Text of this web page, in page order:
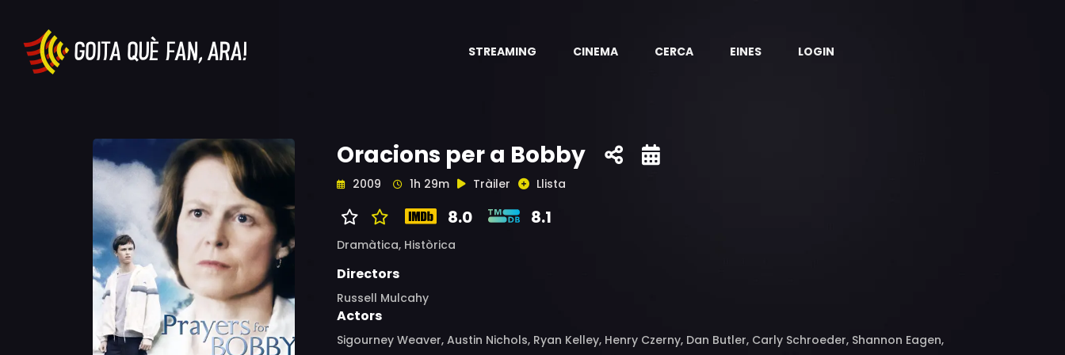
STREAMING CINEMA CERCA EINES LOGIN
Oracions per a Bobby
2009 1h 29m Tràiler Llista
8.0 8.1
Dramàtica, Històrica
Directors
Russell Mulcahy
Actors
Sigourney Weaver, Austin Nichols, Ryan Kelley, Henry Czerny, Dan Butler, Carly Schroeder, Shannon Eagen,